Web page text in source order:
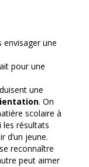
envisager une
pour une
une
. On
scolaire à
les résultats
d’un jeune.
reconnaître
peut aimer